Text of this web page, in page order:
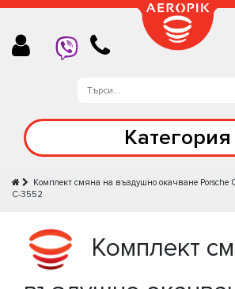
Категория
Комплект смяна на въздушно окачване Porsche
C-3552
Комплект